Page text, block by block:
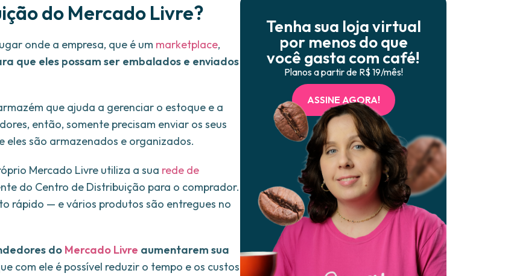
do Mercado Livre?
onde a empresa, que é um marketplace,
que eles possam ser embalados e enviados
que ajuda a gerenciar o estoque e a
então, somente precisam enviar os seus
eles são armazenados e organizados.
Mercado Livre utiliza a sua rede de
do Centro de Distribuição para o comprador.
rápido — e vários produtos são entregues no
do Mercado Livre aumentarem sua
com ele é possível reduzir o tempo e os custos
Tenha sua loja virtual
por menos do que
você gasta com café!
Planos a partir de R$ 19/mês!
ASSINE AGORA!